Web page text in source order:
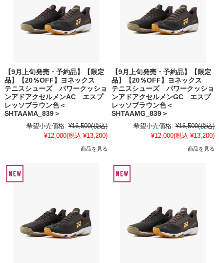
【9月上旬発売・予約品】【限定
品】【20％OFF】ヨネックス
テニスシューズ パワークッショ
ンアドアクセルメンAC エスプ
レッソブラウン色＜
SHTAAMA_839＞
希望小売価格: ¥16,500(税込)
¥12,000(税込 ¥13,200)
商品を見る
【9月上旬発売・予約品】【限定
品】【20％OFF】ヨネックス
テニスシューズ パワークッショ
ンアドアクセルメンGC エスプ
レッソブラウン色＜
SHTAAMG_839＞
希望小売価格: ¥16,500(税込)
¥12,000(税込 ¥13,200)
商品を見る